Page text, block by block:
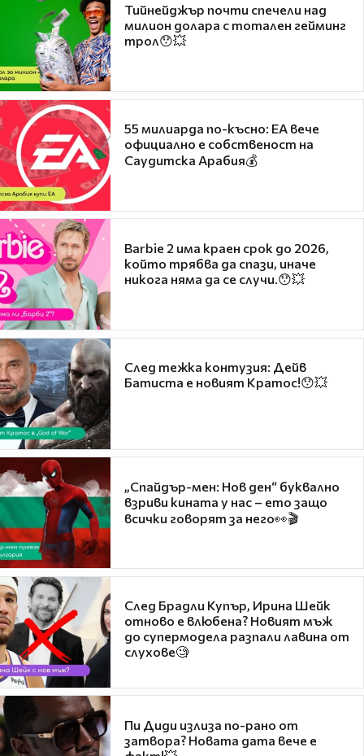
Тийнейджър почти спечели над
милион долара с тотален гейминг
трол😯💥
55 милиарда по-късно: EA вече
официално е собственост на
Саудитска Арабия💰
Barbie 2 има краен срок до 2026,
който трябва да спази, иначе
никога няма да се случи.😯💥
След тежка контузия: Дейв
Батиста е новият Кратос!😯💥
„Спайдър-мен: Нов ден“ буквално
взриви кината у нас – ето защо
всички говорят за него👀🎬
След Брадли Купър, Ирина Шейк
отново е влюбена? Новият мъж
до супермодела разпали лавина от
слухове🧐
Пи Диди излиза по-рано от
затвора? Новата дата вече е